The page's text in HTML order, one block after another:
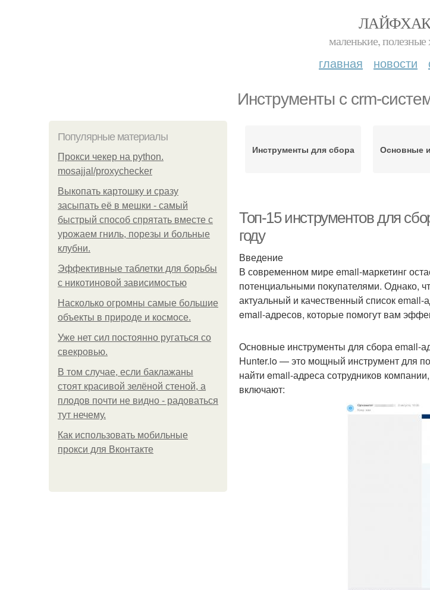
маленькие, полезные
главная новости
Инструменты с crm-
Популярные материалы
Прокси чекер на python.
mosajjal/proxychecker
Выкопать картошку и сразу
засыпать её в мешки - самый
быстрый способ спрятать вместе с
урожаем гниль, порезы и больные
клубни.
Эффективные таблетки для борьбы
с никотиновой зависимостью
Насколько огромны самые большие
объекты в природе и космосе.
Уже нет сил постоянно ругаться со
свекровью.
В том случае, если баклажаны
стоят красивой зелёной стеной, а
плодов почти не видно - радоваться
тут нечему.
Как использовать мобильные
прокси для Вконтакте
Инструменты для сбора Основные
Топ-15 инструментов для
году
Введение
В современном мире email-маркетинг
потенциальными покупателями. Однако,
актуальный и качественный список
email-адресов, которые помогут вам
Основные инструменты для сбора email-
Hunter.io — это мощный инструмент для
найти email-адреса сотрудников
включают: